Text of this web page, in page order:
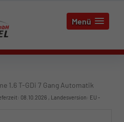
Menü
1.6 T-GDi 7 Gang Automatik
08.10.2026 , Landesversion: EU -